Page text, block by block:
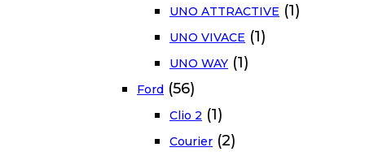
UNO ATTRACTIVE (1)
UNO VIVACE (1)
UNO WAY (1)
Ford (56)
Clio 2 (1)
Courier (2)